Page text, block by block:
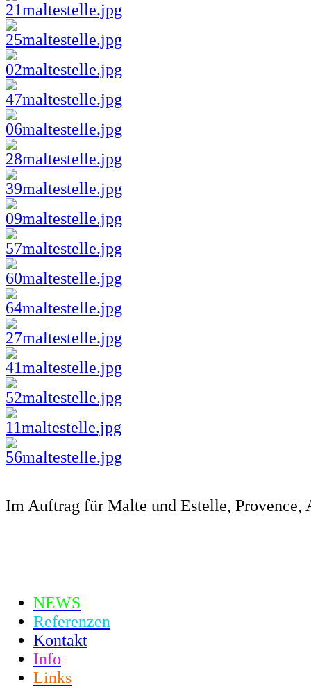
Im Auftrag für Malte und Estelle, Provence,
NEWS
Referenzen
Kontakt
Info
Links